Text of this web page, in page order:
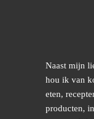
Naast mijn
hou ik van
eten,
producten,